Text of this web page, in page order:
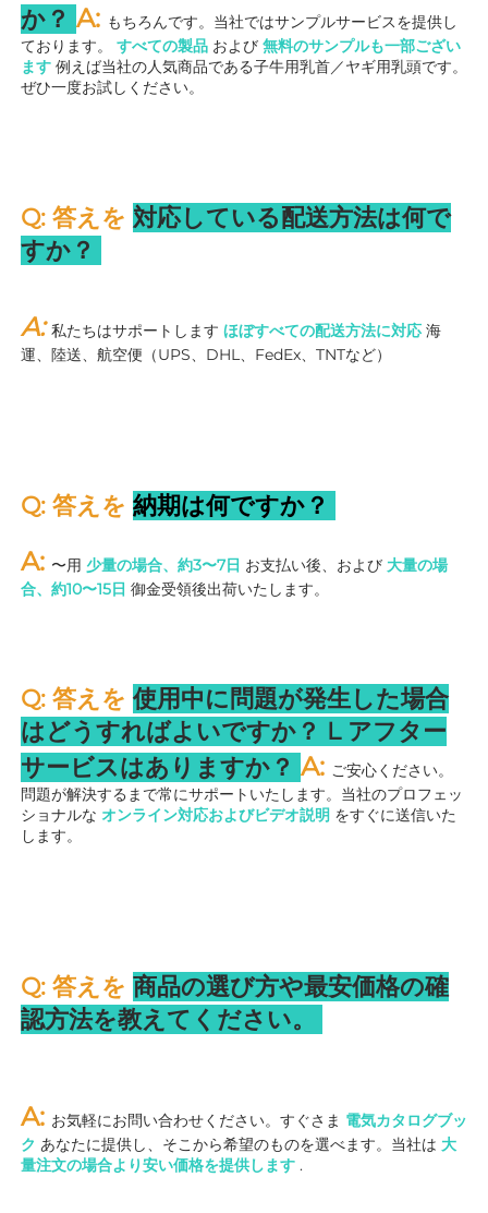
か？ A: もちろんです。当社ではサンプルサービスを提供し
ております。 すべての製品 および 無料のサンプルも一部ござい
ます 例えば当社の人気商品である子牛用乳首／ヤギ用乳頭です。
ぜひ一度お試しください。
Q: 答えを 対応している配送方法は何で
すか？
A: 私たちはサポートします ほぼすべての配送方法に対応 海
運、陸送、航空便（UPS、DHL、FedEx、TNTなど）
Q: 答えを 納期は何ですか？
A: 〜用 少量の場合、約3〜7日 お支払い後、および 大量の場
合、約10〜15日 御金受領後出荷いたします。
Q: 答えを 使用中に問題が発生した場合
はどうすればよいですか？ L アフター
サービスはありますか？ A: ご安心ください。
問題が解決するまで常にサポートいたします。当社のプロフェッ
ショナルな オンライン対応およびビデオ説明 をすぐに送信いた
します。
Q: 答えを 商品の選び方や最安価格の確
認方法を教えてください。
A: お気軽にお問い合わせください。すぐさま 電気カタログブッ
ク あなたに提供し、そこから希望のものを選べます。当社は 大
量注文の場合より安い価格を提供します .